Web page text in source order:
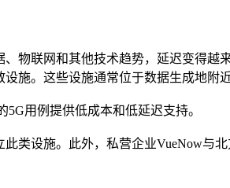
联网和其他技术趋势，延迟变得越
施。这些设施通常位于数据生成地附近
用例提供低成本和低延迟支持。
类设施。此外，私营企业VueNow与